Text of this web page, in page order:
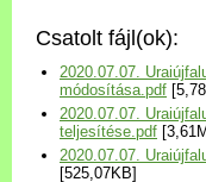
Választási
Versenyképes
Program
Csatolt fájl(ok):
2020.07.07.
módosítása.pdf
2020.07.07.
teljesítése.pdf
2020.07.07.
[525,07KB]